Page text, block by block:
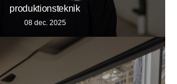
produktionsteknik
08 dec. 2025